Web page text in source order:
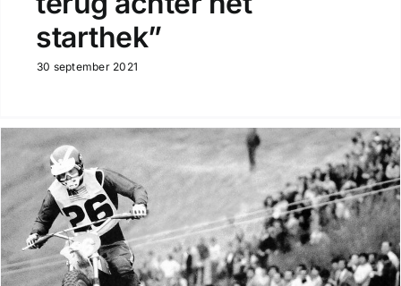
starthek”
30 september 2021